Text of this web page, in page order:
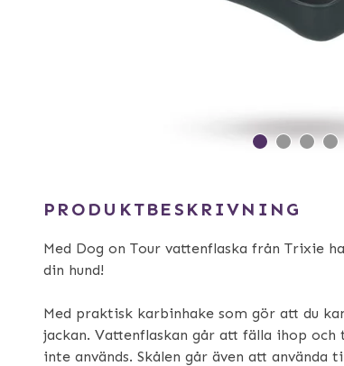
PRODUKTBESKRIVNING
Med Dog on Tour vattenflaska från Trixie
din hund!
Med praktisk karbinhake som gör att du
jackan. Vattenflaskan går att fälla ihop
inte används. Skålen går även att